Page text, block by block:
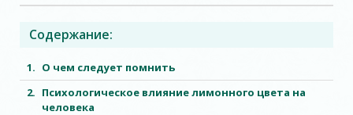
Содержание:
О чем следует помнить
Психологическое влияние лимонного цвета на
человека